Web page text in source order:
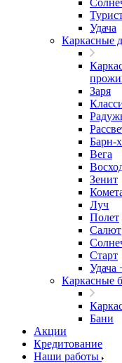
Удача
Каркасные
Заря
Барн-
Вега
Зенит
Луч
Полет
Салют
Старт
Удача
Каркасные
Бани
Акции
Кредитование
Наши работы